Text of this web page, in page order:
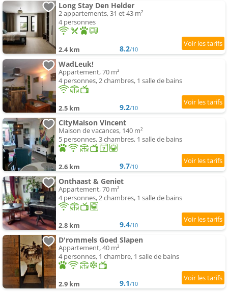
Long Stay Den Helder
2 appartements, 31 et 43 m²
4 personnes
2.4 km 8.2/10
WadLeuk!
Appartement, 70 m²
4 personnes, 2 chambres, 1 salle de bains
2.5 km 9.2/10
CityMaison Vincent
Maison de vacances, 140 m²
5 personnes, 3 chambres, 1 salle de bains
2.6 km 9.7/10
Onthaast & Geniet
Appartement, 70 m²
4 personnes, 2 chambres, 1 salle de bains
2.8 km 9.4/10
D'rommels Goed Slapen
Appartement, 40 m²
4 personnes, 1 chambre, 1 salle de bains
2.9 km 9.1/10